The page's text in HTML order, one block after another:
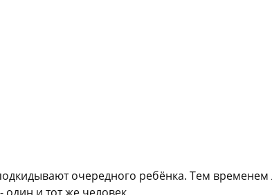
очередного ребёнка. Тем